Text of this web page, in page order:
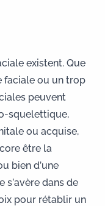
existent. Que
facialeou un trop
peuvent
squelettique,
ou acquise,
être la
bien d’une
dans de
pour rétablir un